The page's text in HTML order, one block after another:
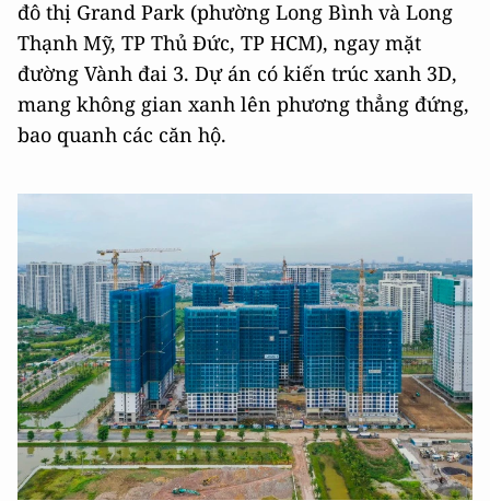
đô thị Grand Park (phường Long Bình và Long
Thạnh Mỹ, TP Thủ Đức, TP HCM), ngay mặt
đường Vành đai 3. Dự án có kiến trúc xanh 3D,
mang không gian xanh lên phương thẳng đứng,
bao quanh các căn hộ.